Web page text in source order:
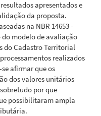
apresentados e
da proposta.
na NBR 14653 -
do modelo de avaliação
do Cadastro Territorial
realizados
afirmar que os
dos valores unitários
por que
possibilitaram ampla